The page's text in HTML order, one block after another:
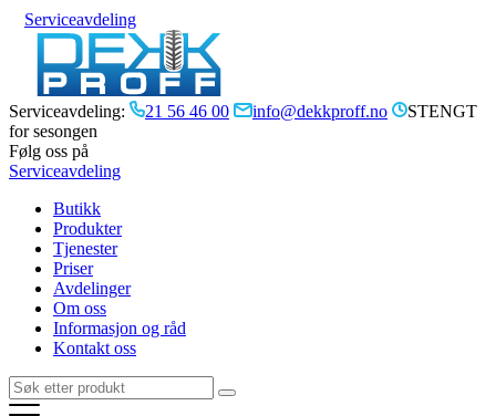
Serviceavdeling
Serviceavdeling: 21 56 46 00 info@dekkproff.no
STENGT
for sesongen
Følg oss på
Serviceavdeling
Butikk
Produkter
Tjenester
Priser
Avdelinger
Om oss
Informasjon og råd
Kontakt oss